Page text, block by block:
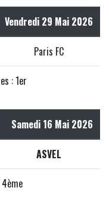
Vendredi 29 Mai 2026
Paris FC
: 1er
Samedi 16 Mai 2026
ASVEL
4ème